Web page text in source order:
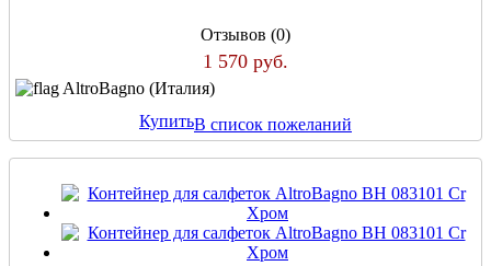
Отзывов (0)
1 570 руб.
AltroBagno (Италия)
КупитьВ список пожеланий